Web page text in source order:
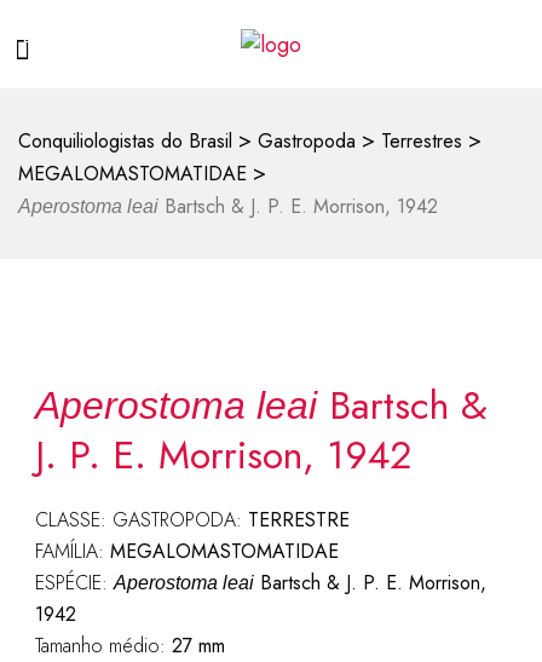
Conquiliologistas do Brasil > Gastropoda > Terrestres >
MEGALOMASTOMATIDAE >
Aperostoma leai Bartsch & J. P. E. Morrison, 1942
Aperostoma leaiBartsch &
J. P. E. Morrison, 1942
CLASSE: GASTROPODA: TERRESTRE
FAMÍLIA: MEGALOMASTOMATIDAE
ESPÉCIE:Aperostoma leaiBartsch & J. P. E. Morrison,
1942
Tamanho médio: 27 mm